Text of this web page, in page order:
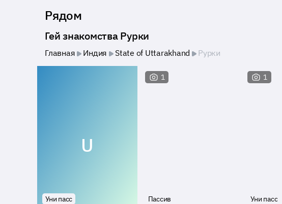
Рядом
Гей знакомства Рурки
Главная Индия State of Uttarakhand Рурки
U
Уни пасс
1
Пассив
1
Уни пасс